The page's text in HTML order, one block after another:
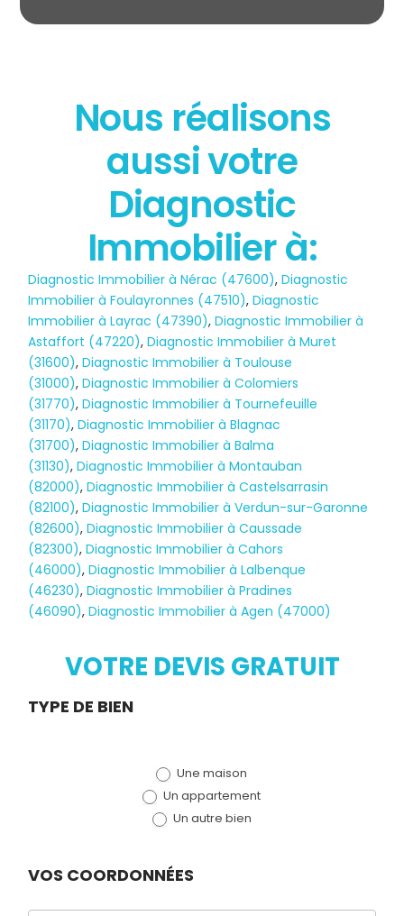
État des risques
POLLUTION
Diagnostic
TERMITES
Nous réalisons
aussi votre
Diagnostic
Immobilier à:
Diagnostic Immobilier à Nérac (47600),Diagnostic
Immobilier à Foulayronnes (47510),Diagnostic
Immobilier à Layrac (47390),Diagnostic Immobilier à
Astaffort (47220),Diagnostic Immobilier à Muret
(31600),Diagnostic Immobilier à Toulouse
(31000),Diagnostic Immobilier à Colomiers
(31770),Diagnostic Immobilier à Tournefeuille
(31170),Diagnostic Immobilier à Blagnac
(31700),Diagnostic Immobilier à Balma
(31130),Diagnostic Immobilier à Montauban
(82000),Diagnostic Immobilier à Castelsarrasin
(82100),Diagnostic Immobilier à Verdun-sur-Garonne
(82600),Diagnostic Immobilier à Caussade
(82300),Diagnostic Immobilier à Cahors
(46000),Diagnostic Immobilier à Lalbenque
(46230),Diagnostic Immobilier à Pradines
(46090),Diagnostic Immobilier à Agen (47000)
VOTRE DEVIS GRATUIT
Demande
TYPE DE BIEN
Une maison
Un appartement
Un autre bien
VOS COORDONNÉES